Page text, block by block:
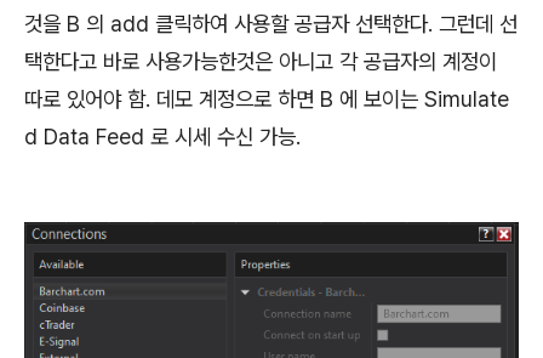
것을 B 의 add 클릭하여 사용할 공급자 선택한다. 그런데 선
택한다고 바로 사용가능한것은 아니고 각 공급자의 계정이
따로 있어야 함. 데모 계정으로 하면 B 에 보이는 Simulate
d Data Feed 로 시세 수신 가능.